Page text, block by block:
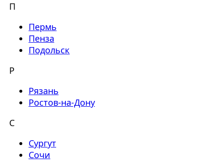
П
Пермь
Пенза
Подольск
Р
Рязань
Ростов-на-Дону
С
Сургут
Сочи